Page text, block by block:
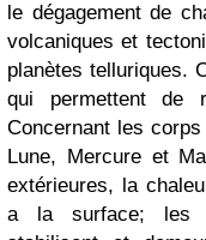
le dégagement de
volcaniques et
planètes telluriques.
qui permettent de
Concernant les
Lune, Mercure et
extérieures, la
a la surface; les